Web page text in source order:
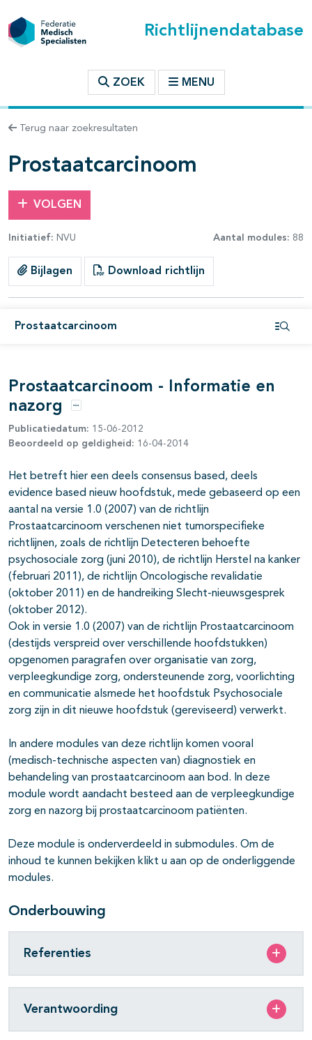
Richtlijnendatabase
ZOEK MENU
Terug naar zoekresultaten
Prostaatcarcinoom
VOLGEN
Initiatief: NVU Aantal modules: 88
Bijlagen Download richtlijn
Prostaatcarcinoom
binnen deze richtlijn
open- en dichtklappen
open- en dichtklappen
open- en dichtklappen
open- en dichtklappen
open- en dichtklappen
open- en dichtklappen
open- en dichtklappen
open- en dichtklappen
open- en dichtklappen
open- en dichtklappen
Prostaatcarcinoom - Informatie en
nazorg
Opties
Publicatiedatum: 15-06-2012
Beoordeeld op geldigheid: 16-04-2014
Het betreft hier een deels consensus based, deels
evidence based nieuw hoofdstuk, mede gebaseerd op een
aantal na versie 1.0 (2007) van de richtlijn
Prostaatcarcinoom verschenen niet tumorspecifieke
richtlijnen, zoals de richtlijn Detecteren behoefte
psychosociale zorg (juni 2010), de richtlijn Herstel na kanker
(februari 2011), de richtlijn Oncologische revalidatie
(oktober 2011) en de handreiking Slecht-nieuwsgesprek
(oktober 2012).
Ook in versie 1.0 (2007) van de richtlijn Prostaatcarcinoom
(destijds verspreid over verschillende hoofdstukken)
opgenomen paragrafen over organisatie van zorg,
verpleegkundige zorg, ondersteunende zorg, voorlichting
en communicatie alsmede het hoofdstuk Psychosociale
zorg zijn in dit nieuwe hoofdstuk (gereviseerd) verwerkt.
In andere modules van deze richtlijn komen vooral
(medisch-technische aspecten van) diagnostiek en
behandeling van prostaatcarcinoom aan bod. In deze
module wordt aandacht besteed aan de verpleegkundige
zorg en nazorg bij prostaatcarcinoom patiënten.
Deze module is onderverdeeld in submodules. Om de
inhoud te kunnen bekijken klikt u aan op de onderliggende
modules.
Onderbouwing
Referenties
Verantwoording